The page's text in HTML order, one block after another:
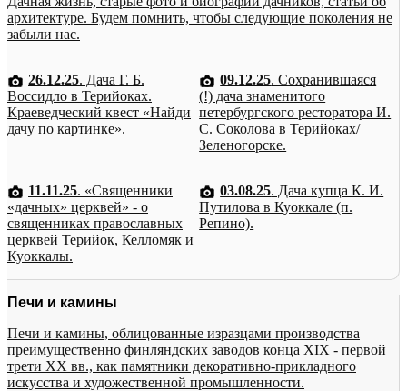
архитектуре. Будем помнить, чтобы следующие поколения не
забыли нас.
26.12.25. Дача Г. Б.
Воссидло в Терийоках.
Краеведческий квест «Найди
дачу по картинке».
09.12.25. Сохранившаяся
(!) дача знаменитого
петербургского ресторатора И.
С. Соколова в Терийоках/
Зеленогорске.
11.11.25. «Священники
«дачных» церквей» - о
священниках православных
церквей Терийок, Келломяк и
Куоккалы.
03.08.25. Дача купца К. И.
Путилова в Куоккале (п.
Репино).
Печи и камины
Печи и камины, облицованные изразцами производства
преимущественно финляндских заводов конца XIX - первой
трети XX вв., как памятники декоративно-прикладного
искусства и художественной промышленности.